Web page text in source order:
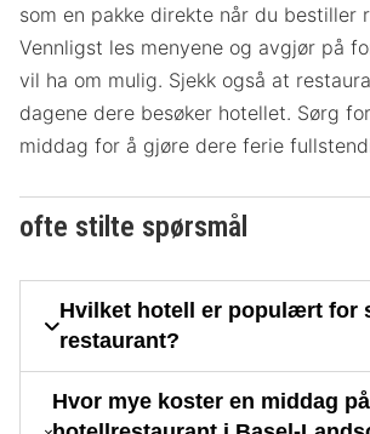
som en pakke direkte når du bestiller
Vennligst les menyene og avgjør på
vil ha om mulig. Sjekk også at
dagene dere besøker hotellet. Sørg
middag for å gjøre dere ferie
ofte stilte spørsmål
Hvilket hotell er populært for
restaurant?
Hvor mye koster en middag